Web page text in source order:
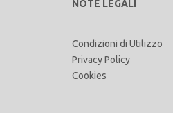
NOTE LEGALI
Condizioni di Utilizzo
Privacy Policy
Cookies